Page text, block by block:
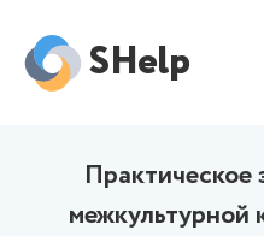
SHelp
Практическое
межкультурной